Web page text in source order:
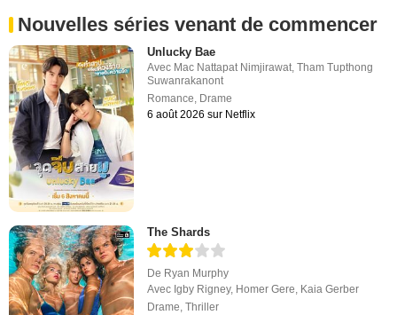
Nouvelles séries venant de commencer
Unlucky Bae
Avec Mac Nattapat Nimjirawat ,Tham Tupthong
Suwanrakanont
Romance Drame
6 août 2026 sur Netflix
The Shards
De Ryan Murphy
Avec Igby Rigney, Homer Gere, Kaia Gerber
Drame,Thriller